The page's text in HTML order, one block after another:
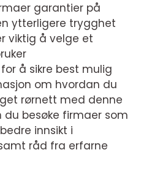
garantier på
ytterligere trygghet
viktig å velge et
å sikre best mulig
om hvordan du
rørnett med denne
besøke firmaer som
innsikt i
råd fra erfarne